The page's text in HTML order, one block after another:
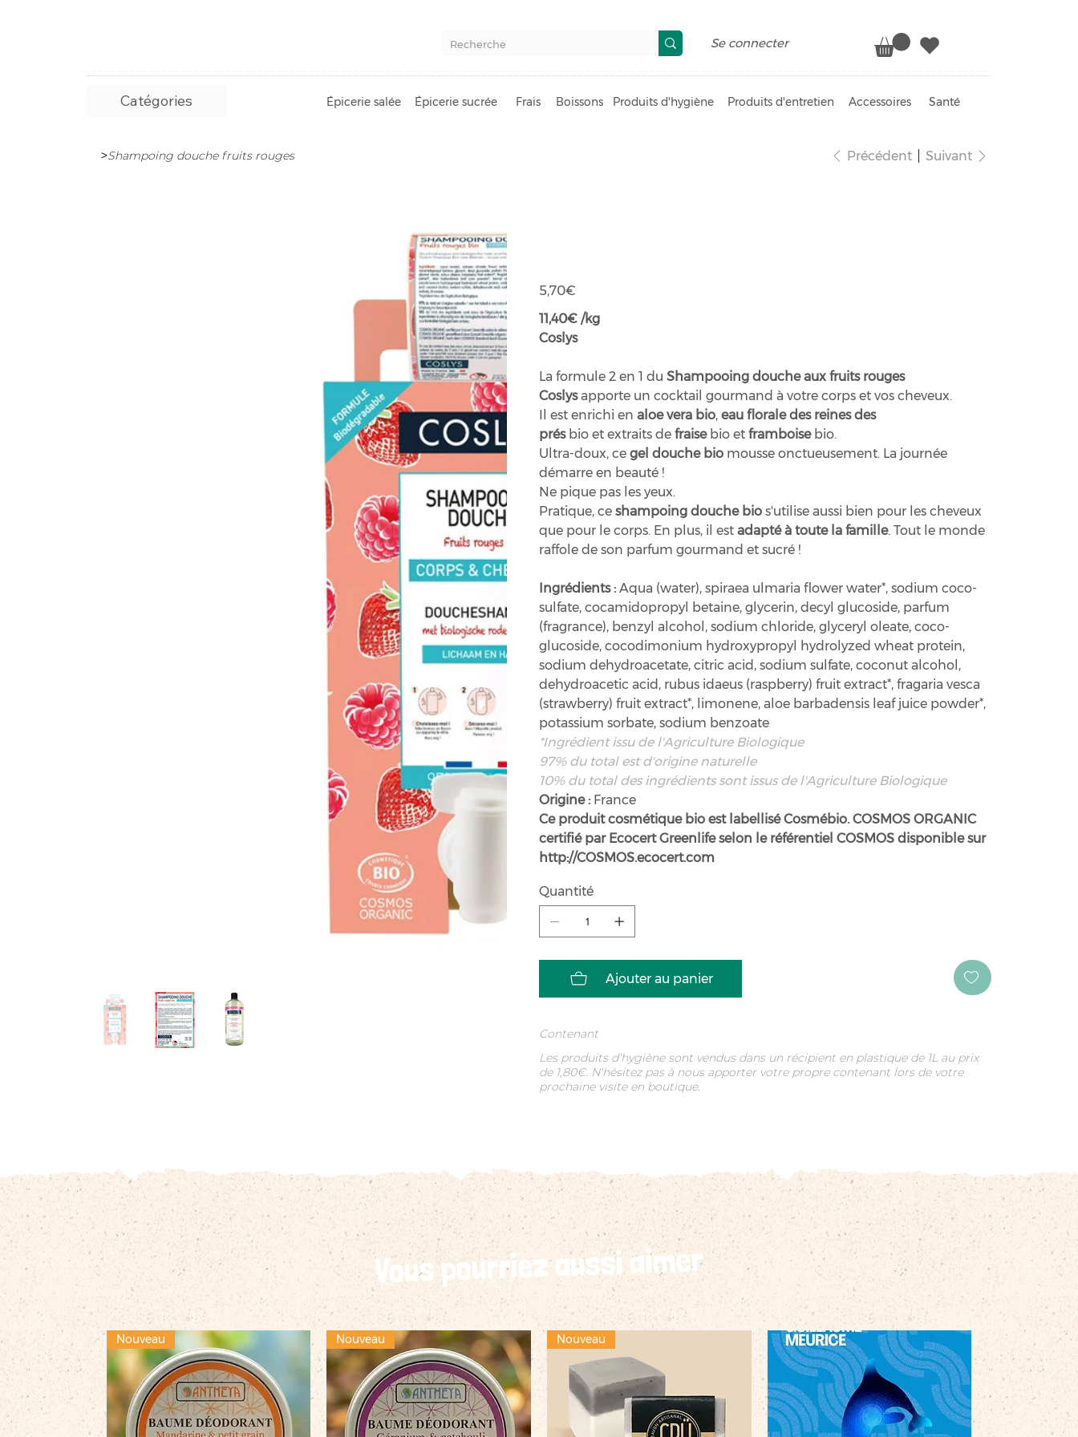
Catégories Épicerie salée Épicerie sucrée Frais Boissons Produits d'hygiène Produits d'entretien Accessoires Santé
Se connecter
>Shampoing douche fruits rouges Précédent Suivant
Prix
5,70€
11,40€ /kg
Coslys
La formule 2 en 1 du Shampooing douche aux fruits rouges
Coslysapporte un cocktail gourmand à votre corps et vos cheveux.
Il est enrichi en aloe vera bio, eau florale des reines des
présbio et extraits de fraisebio et framboisebio.
Ultra-doux, ce gel douche bio mousse onctueusement. La journée
démarre en beauté !
Ne pique pas les yeux.
Pratique, ce shampoing douche bio s'utilise aussi bien pour les cheveux
que pour le corps. En plus, il est adapté à toute la famille. Tout le monde
raffole de son parfum gourmand et sucré !
Ingrédients : Aqua (water), spiraea ulmaria flower water*, sodium coco-
sulfate, cocamidopropyl betaine, glycerin, decyl glucoside, parfum
(fragrance), benzyl alcohol, sodium chloride, glyceryl oleate, coco-
glucoside, cocodimonium hydroxypropyl hydrolyzed wheat protein,
sodium dehydroacetate, citric acid, sodium sulfate, coconut alcohol,
dehydroacetic acid, rubus idaeus (raspberry) fruit extract*, fragaria vesca
(strawberry) fruit extract*, limonene, aloe barbadensis leaf juice powder*,
potassium sorbate, sodium benzoate
*Ingrédient issu de l'Agriculture Biologique
97% du total est d'origine naturelle
10% du total des ingrédients sont issus de l'Agriculture Biologique
Origine : France
Ce produit cosmétique bio est labellisé Cosmébio. COSMOS ORGANIC
certifié par Ecocert Greenlife selon le référentiel COSMOS disponible sur
http://COSMOS.ecocert.com
Quantité
Ajouter au panier
Contenant
Les produits d'hygiène sont vendus dans un récipient en plastique de 1L au prix
de 1,80€. N'hésitez pas à nous apporter votre propre contenant lors de votre
prochaine visite en boutique.
Vous pourriez aussi aimer
Nouveau Nouveau Nouveau